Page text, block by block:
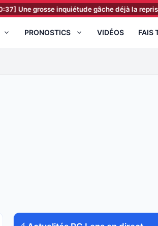
grosse inquiétude gâche déjà la reprise
PRONOSTICS VIDÉOS FAIS